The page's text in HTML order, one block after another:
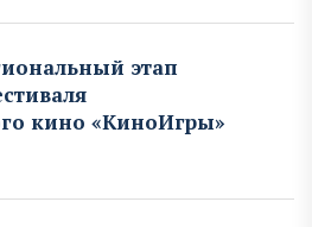
этап
кино «КиноИгры»